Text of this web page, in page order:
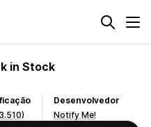
in Stock
Desenvolvedor
Notify Me!